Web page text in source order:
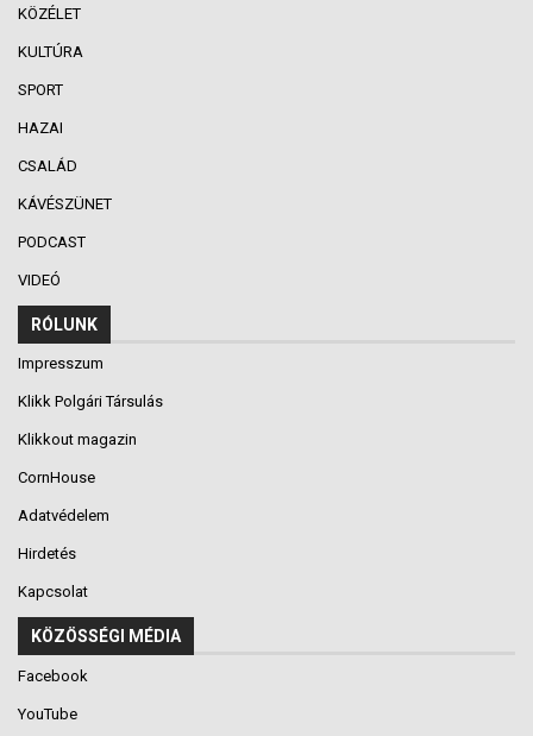
KÖZÉLET
KULTÚRA
SPORT
HAZAI
CSALÁD
KÁVÉSZÜNET
PODCAST
VIDEÓ
RÓLUNK
Impresszum
Klikk Polgári Társulás
Klikkout magazin
CornHouse
Adatvédelem
Hirdetés
Kapcsolat
KÖZÖSSÉGI MÉDIA
Facebook
YouTube